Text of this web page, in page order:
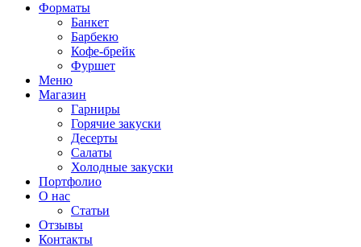
Форматы
Банкет
Барбекю
Кофе-брейк
Фуршет
Меню
Магазин
Гарниры
Горячие закуски
Десерты
Салаты
Холодные закуски
Портфолио
О нас
Статьи
Отзывы
Контакты